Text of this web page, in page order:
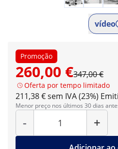
vídeo
Promoção
260,00 €347,00 €
Oferta por tempo limitado
211,38 € sem IVA (23%)
Menor preço nos últimos 30 dias
-
Quantidade
+